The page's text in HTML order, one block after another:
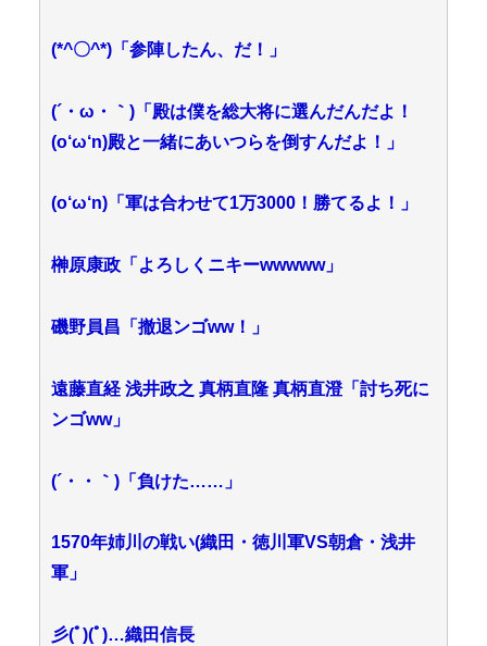
(*^〇^*)「参陣したん、だ！」
(´・ω・｀)「殿は僕を総大将に選んだんだよ！
(o‘ω‘n)殿と一緒にあいつらを倒すんだよ！」
(o‘ω‘n)「軍は合わせて1万3000！勝てるよ！」
榊原康政「よろしくニキーwwwww」
磯野員昌「撤退ンゴww！」
遠藤直経 浅井政之 真柄直隆 真柄直澄「討ち死に
ンゴww」
(´・・｀)「負けた……」
1570年姉川の戦い(織田・徳川軍VS朝倉・浅井
軍」
彡(ﾟ)(ﾟ)…織田信長